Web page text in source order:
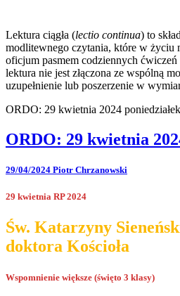
Lektura ciągła (lectio continua) to
modlitewnego czytania, które w życiu
oficjum pasmem codziennych
lektura nie jest złączona ze wspólną
uzupełnienie lub poszerzenie w
ORDO: 29 kwietnia 2024 poniedziałek
ORDO: 29 kwietnia
29/04/2024 Piotr Chrzanowski
29 kwietnia RP 2024
Św. Katarzyny
doktora Kościoła
Wspomnienie większe (święto 3 klasy)